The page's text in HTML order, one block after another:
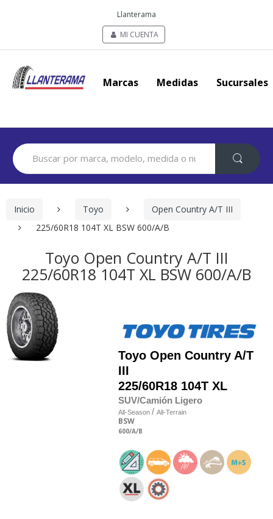
Llanterama
MI CUENTA
Marcas Medidas Sucursales
Search
for:
Inicio Toyo
Open Country A/T III
225/60R18 104T XL BSW 600/A/B
Toyo Open Country A/T III
225/60R18 104T XL BSW 600/A/B
Toyo Open Country A/T
III
225/60R18 104T XL
SUV/Camión Ligero
All-Season / All-Terrain
BSW
600/A/B